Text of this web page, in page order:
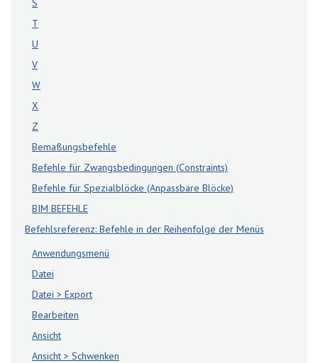
S
T
U
V
W
X
Z
Bemaßungsbefehle
Befehle für Zwangsbedingungen (Constraints)
Befehle für Spezialblöcke (Anpassbare Blöcke)
BIM BEFEHLE
Befehlsreferenz: Befehle in der Reihenfolge der Menüs
Anwendungsmenü
Datei
Datei > Export
Bearbeiten
Ansicht
Ansicht > Schwenken